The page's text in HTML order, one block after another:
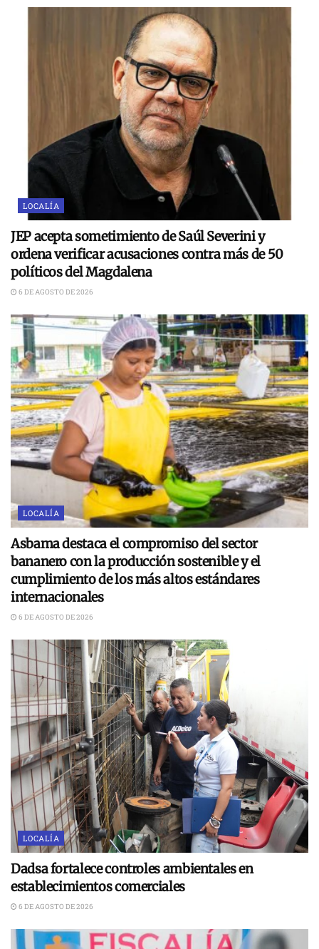
LOCALÍA
JEP acepta sometimiento de Saúl Severini y
ordena verificar acusaciones contra más de 50
políticos del Magdalena
6 DE AGOSTO DE 2026
LOCALÍA
Asbama destaca el compromiso del sector
bananero con la producción sostenible y el
cumplimiento de los más altos estándares
internacionales
6 DE AGOSTO DE 2026
LOCALÍA
Dadsa fortalece controles ambientales en
establecimientos comerciales
6 DE AGOSTO DE 2026